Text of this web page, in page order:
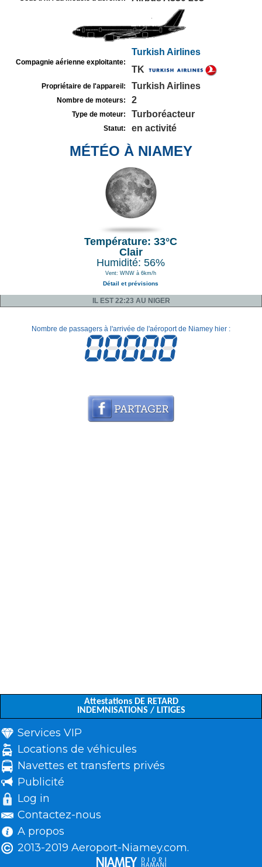
Compagnie aérienne exploitante:
Turkish Airlines
TK
Propriétaire de l'appareil: Turkish Airlines
Nombre de moteurs: 2
Type de moteur: Turboréacteur
Statut: en activité
MÉTÉO À NIAMEY
Température: 33°C
Clair
Humidité: 56%
Vent: WNW à 6km/h
Détail et prévisions
IL EST 22:23 AU NIGER
Nombre de passagers à l'arrivée de l'aéroport de Niamey hier :
Attestations DE RETARD
INDEMNISATIONS / LITIGES
Services VIP
Locations de véhicules
Navettes et transferts privés
Publicité
Log in
Contactez-nous
A propos
2013-2019 Aeroport-Niamey.com.